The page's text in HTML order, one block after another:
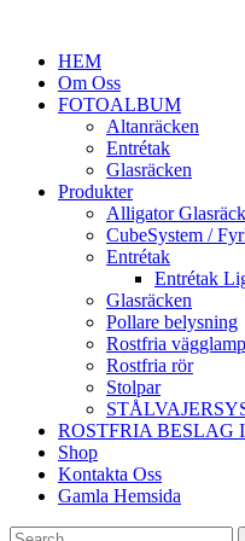
HEM
Om Oss
FOTOALBUM
Altanräcken
Entrétak
Glasräcken
Produkter
Alligator
CubeSystem /
Entrétak
Entrétak
Glasräcken
Pollare belysning
Rostfria
Rostfria rör
Stolpar
ROSTFRIA BESLAG
Shop
Kontakta Oss
Gamla Hemsida